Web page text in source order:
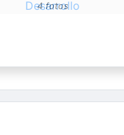
4 fotos